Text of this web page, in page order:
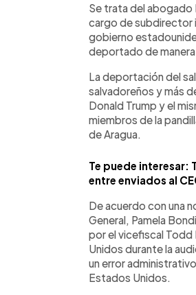
Se trata del abogado
cargo de subdirector
gobierno
deportado de manera
La deportación del
salvadoreños y más
Donald Trump y el
miembros de la
de Aragua.
Te puede interesar:
entre enviados al
De acuerdo con una
General, Pamela
por el vicefiscal
Unidos durante la
un error
Estados Unidos.